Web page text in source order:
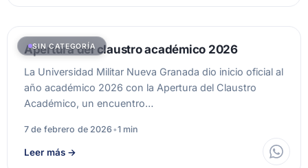
SIN CATEGORÍA
Apertura del claustro académico 2026
La Universidad Militar Nueva Granada dio inicio oficial al
año académico 2026 con la Apertura del Claustro
Académico, un encuentro…
7 de febrero de 2026 •1 min
Leer más →